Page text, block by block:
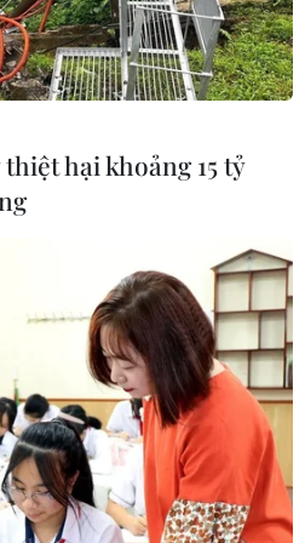
Minh Sơn/Vietnam+)
ty phân tích và tư
mại điện tử đã phát
các sàn thương mại
hại khoảng 15 tỷ